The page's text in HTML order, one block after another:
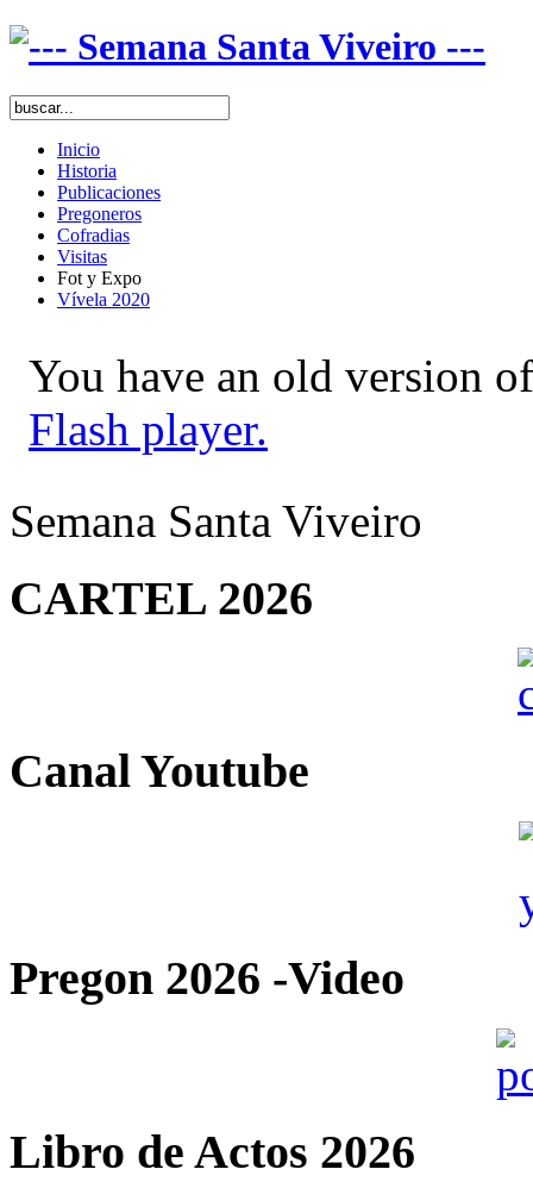
Inicio
Historia
Publicaciones
Pregoneros
Cofradias
Visitas
Fot y Expo
Vívela 2020
You have an old version
Flash player.
Semana Santa Viveiro
CARTEL 2026
Canal Youtube
Pregon 2026 -Video
Libro de Actos 2026